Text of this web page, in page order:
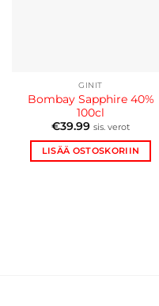
GINIT
Bombay Sapphire 40%
100cl
€39.99 sis. verot
LISÄÄ OSTOSKORIIN